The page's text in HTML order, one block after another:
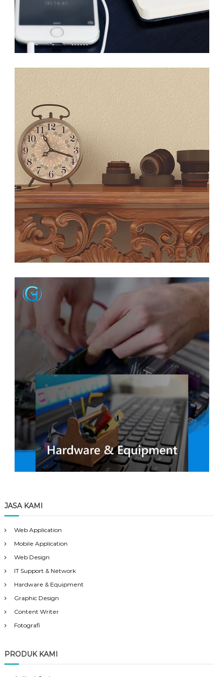
JASA KAMI
Web Application
Mobile Application
Web Design
IT Support & Network
Hardware & Equipment
Graphic Design
Content Writer
Fotografi
PRODUK KAMI